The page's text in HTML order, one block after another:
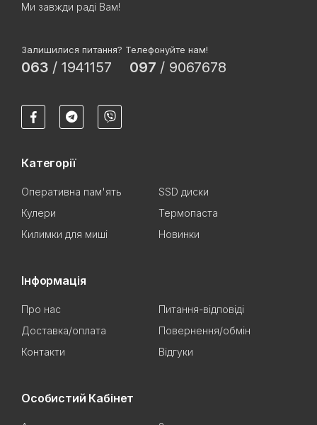
Ми завжди раді Вам!
Залишилися питання? Телефонуйте нам!
063 / 1941157 097 / 9067678
Категорії
Оперативна пам'ять
SSD диски
Кулери
Термопаста
Килимки для миші
Новинки
Інформація
Про нас
Питання-відповіді
Доставка/оплата
Повернення/обмін
Контакти
Відгуки
Особистий Кабінет